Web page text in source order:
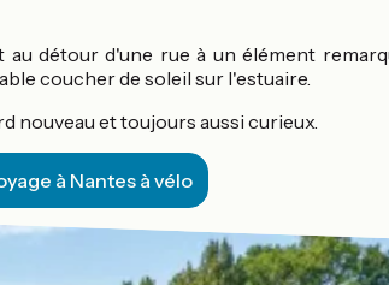
détour d'une rue à un élément
coucher de soleil sur l'estuaire.
nouveau et toujours aussi curieux.
à Nantes à vélo